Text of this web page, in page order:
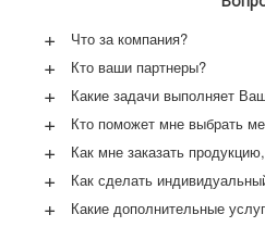
+ Что за компания?
+ Кто ваши партнеры?
+ Какие задачи выполняет
+ Кто поможет мне выбрать
+ Как мне заказать
+ Как сделать
+ Какие дополнительные